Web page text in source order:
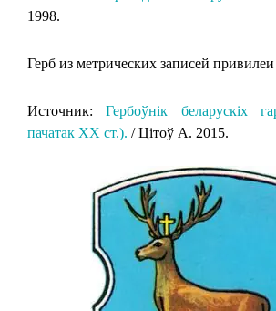
1998.
Герб из метрических записей привилеи
Источник:Гербоўнік беларускіх
пачатак XX ст.). / Цітоў А. 2015.